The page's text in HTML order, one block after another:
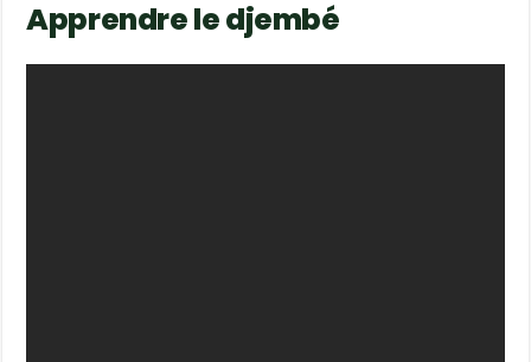
Apprendre le djembé